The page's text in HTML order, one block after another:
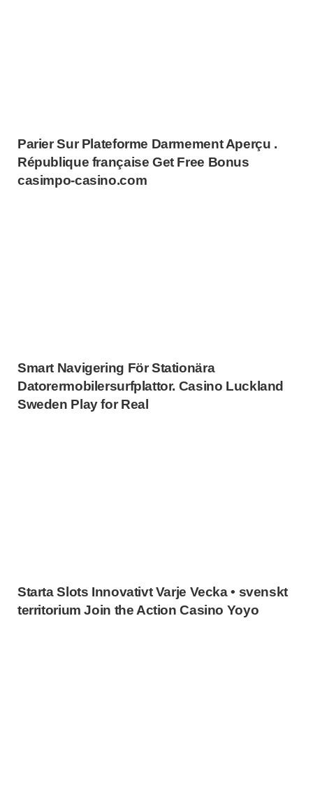
Parier Sur Plateforme Darmement Aperçu .
République française Get Free Bonus
casimpo-casino.com
Smart Navigering För Stationära
Datorermobilersurfplattor. Casino Luckland
Sweden Play for Real
Starta Slots Innovativt Varje Vecka • svenskt
territorium Join the Action Casino Yoyo